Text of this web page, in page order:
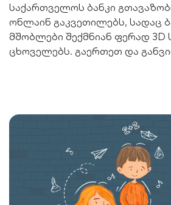
საქართველოს ბანკი
ონლაინ გაკვეთილებს, სადაც
მშობლები შექმნიან ფერად 3D
ცხოველებს. გაერთეთ და